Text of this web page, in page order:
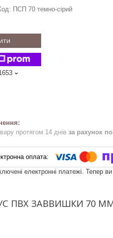
ПСП 70 темно-сірий
протягом 14 днів за рахунок
електронні платежі. Тепер
ПВХ ЗАВВИШКИ 70